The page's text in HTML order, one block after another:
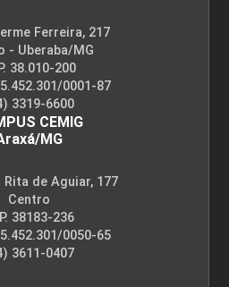
Ferreira, 217
- Uberaba/MG
38.010-200
0001-87
3319-6600
CEMIG
MG
Rita de Aguiar, 177
Centro
38183-236
0050-65
3611-0407